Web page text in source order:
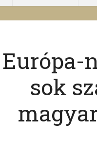
Európa-
sok